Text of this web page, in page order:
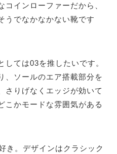
インローファーだから、
うでなかなかない靴です
しては03を推したいです。
、ソールのエア搭載部分を
さりげなくエッジが効いて
こかモードな雰囲気がある
き。デザインはクラシック